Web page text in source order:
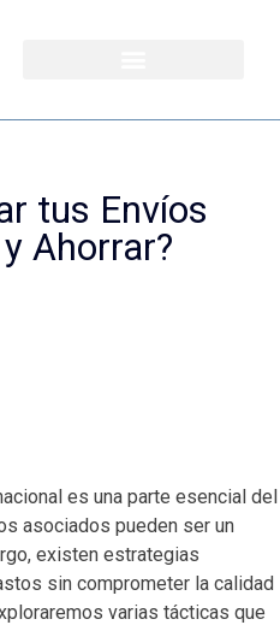
tus Envíos
Ahorrar?
es una parte esencial del
asociados pueden ser un
existen estrategias
sin comprometer la calidad
varias tácticas que